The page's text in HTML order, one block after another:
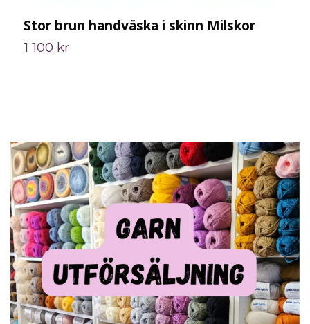
Stor brun handväska i skinn Milskor
1 100 kr